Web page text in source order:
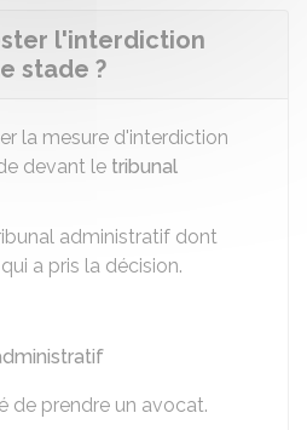
l'interdiction
stade ?
la mesure d'interdiction
devant le tribunal
administratif dont
a pris la décision.
de prendre un avocat.